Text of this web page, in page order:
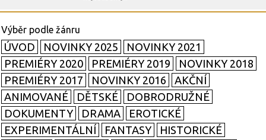
ÚVOD NOVINKY 2025
NOVINKY 2021
PREMIÉRY 2020
PREMIÉRY 2019
NOVINKY 2018
PREMIÉRY 2017
NOVINKY 2016
AKČNÍ
ANIMOVANÉ
DĚTSKÉ
DOBRODRUŽNÉ
DOKUMENTY
DRAMA
EROTICKÉ
EXPERIMENTÁLNÍ
FANTASY
HISTORICKÉ